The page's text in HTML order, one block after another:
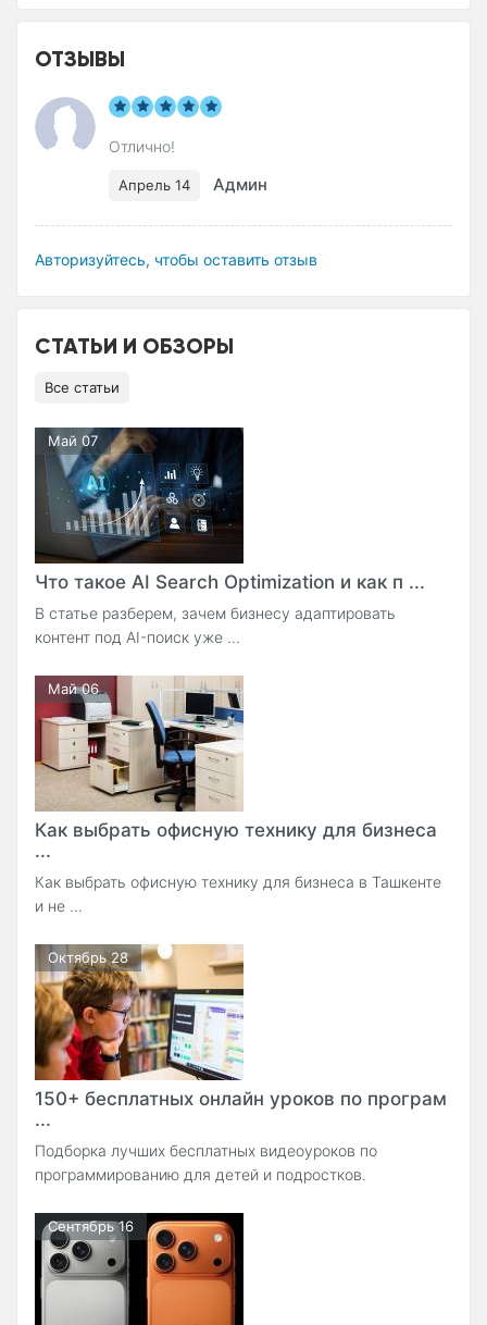
ОТЗЫВЫ
Отлично!
Апрель 14 Админ
Авторизуйтесь, чтобы оставить отзыв
СТАТЬИ И ОБЗОРЫ
Все статьи
Май 07
Что такое AI Search Optimization и как п ...
В статье разберем, зачем бизнесу адаптировать
контент под AI-поиск уже ...
Май 06
Как выбрать офисную технику для бизнеса
...
Как выбрать офисную технику для бизнеса в Ташкенте
и не ...
Октябрь 28
150+ бесплатных онлайн уроков по програм
...
Подборка лучших бесплатных видеоуроков по
программированию для детей и подростков.
Сентябрь 16